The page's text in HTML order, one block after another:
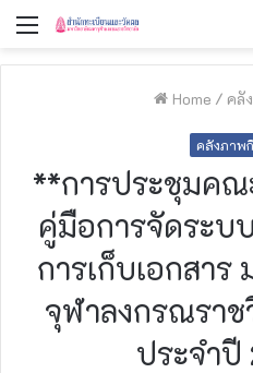
Menu
Home / คลั
คลังภาพ
**การประชุมคณ
คู่มือการจัดระบ
การเก็บเอกสาร
จุฬาลงกรณราช
ประจำ